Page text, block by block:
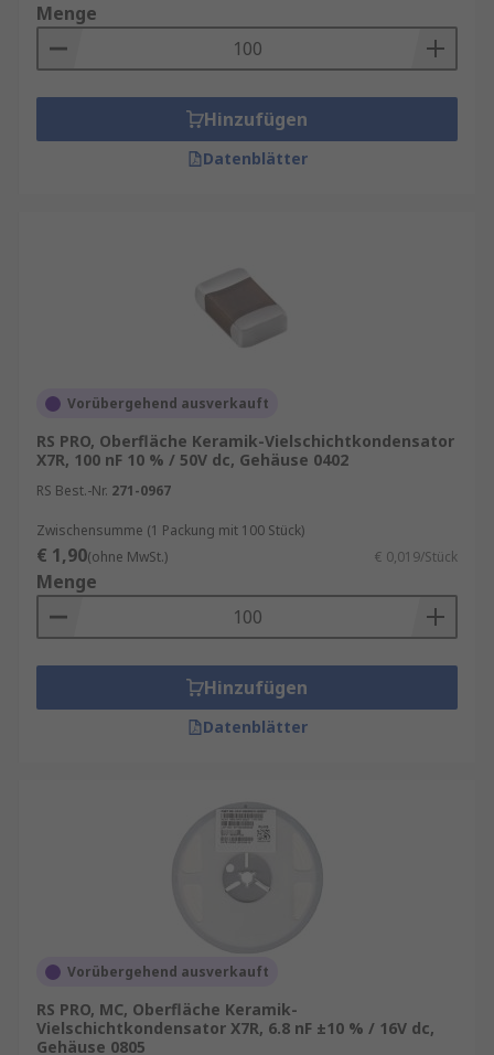
Menge
Hinzufügen
Datenblätter
Vorübergehend ausverkauft
RS PRO, Oberfläche Keramik-Vielschichtkondensator
X7R, 100 nF 10 % / 50V dc, Gehäuse 0402
RS Best.-Nr. 271-0967
Zwischensumme (1 Packung mit 100 Stück)
€ 1,90(ohne MwSt.) € 0,019/Stück
Menge
Hinzufügen
Datenblätter
Vorübergehend ausverkauft
RS PRO, MC, Oberfläche Keramik-
Vielschichtkondensator X7R, 6.8 nF ±10 % / 16V dc,
Gehäuse 0805